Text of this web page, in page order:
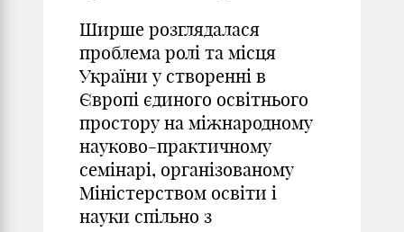
Ширше розглядалася
проблема ролі та місця
України у створенні в
Європі єдиного освітнього
простору на міжнародному
науково-практичному
семінарі, організованому
Міністерством освіти і
науки спільно з